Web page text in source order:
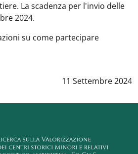
La scadenza per l'invio delle
2024.
su come partecipare
Data notizia:
11 Settembre 2024